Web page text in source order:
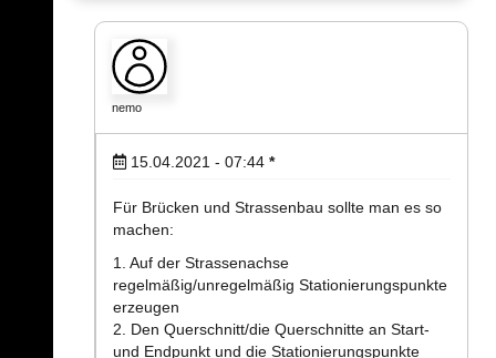
nemo
15.04.2021 - 07:44 *
Für Brücken und Strassenbau sollte man es so
machen:
1. Auf der Strassenachse
regelmäßig/unregelmäßig Stationierungspunkte
erzeugen
2. Den Querschnitt/die Querschnitte an Start-
und Endpunkt und die Stationierungspunkte